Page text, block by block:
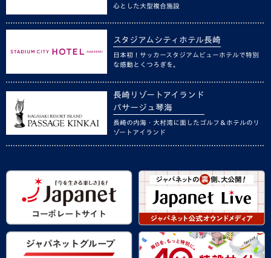
心とした大型複合施設
スタジアムシティホテル長崎
日本初！サッカースタジアムビューホテルで特別
な感動とくつろぎを。
長崎リゾートアイランド
パサージュ琴海
長崎の内海・大村湾に面したゴルフ＆ホテルのリ
ゾートアイランド